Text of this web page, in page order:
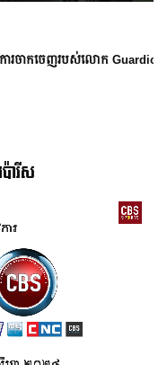
េញរបស់លោក Guardiola
ារីស